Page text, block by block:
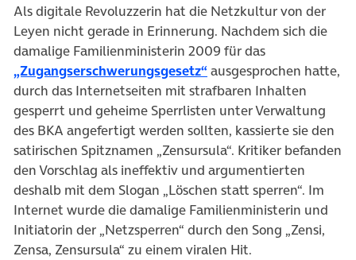
Als digitale Revoluzzerin hat die Netzkultur von der
Leyen nicht gerade in Erinnerung. Nachdem sich die
damalige Familienministerin 2009 für das
„Zugangserschwerungsgesetz“ (öffnet in neuem Tab)
ausgesprochen hatte,
durch das Internetseiten mit strafbaren Inhalten
gesperrt und geheime Sperrlisten unter Verwaltung
des BKA angefertigt werden sollten, kassierte sie den
satirischen Spitznamen „Zensursula“. Kritiker befanden
den Vorschlag als ineffektiv und argumentierten
deshalb mit dem Slogan „Löschen statt sperren“. Im
Internet wurde die damalige Familienministerin und
Initiatorin der „Netzsperren“ durch den Song „Zensi,
Zensa, Zensursula“ zu einem viralen Hit.